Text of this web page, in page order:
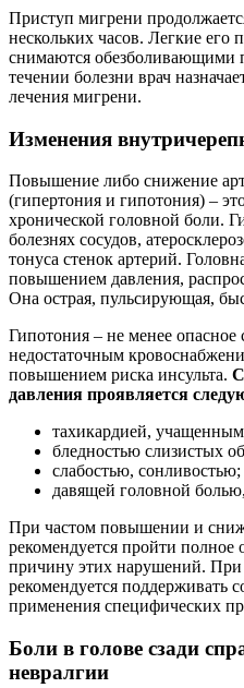
Приступ мигрени
нескольких часов. Легкие его
снимаются обезболивающими
течении болезни врач
лечения мигрени.
Изменения
Повышение либо снижение
(гипертония и гипотония) ‒
хронической головной боли.
болезнях сосудов,
тонуса стенок артерий.
повышением давления,
Она острая, пульсирующая,
Гипотония ‒ не менее опасное
недостаточным
повышением риска инсульта.
давления проявляется
тахикардией,
бледностью слизистых
слабостью, сонливостью;
давящей головной
При частом повышении и
рекомендуется пройти полное
причину этих нарушений.
рекомендуется поддерживать
применения специфических
Боли в голове сзади
невралгии